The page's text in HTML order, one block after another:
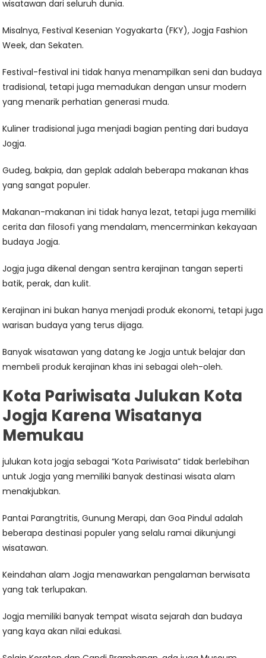
wisatawan dari seluruh dunia.
Misalnya, Festival Kesenian Yogyakarta (FKY), Jogja Fashion
Week, dan Sekaten.
Festival-festival ini tidak hanya menampilkan seni dan budaya
tradisional, tetapi juga memadukan dengan unsur modern
yang menarik perhatian generasi muda.
Kuliner tradisional juga menjadi bagian penting dari budaya
Jogja.
Gudeg, bakpia, dan geplak adalah beberapa makanan khas
yang sangat populer.
Makanan-makanan ini tidak hanya lezat, tetapi juga memiliki
cerita dan filosofi yang mendalam, mencerminkan kekayaan
budaya Jogja.
Jogja juga dikenal dengan sentra kerajinan tangan seperti
batik, perak, dan kulit.
Kerajinan ini bukan hanya menjadi produk ekonomi, tetapi juga
warisan budaya yang terus dijaga.
Banyak wisatawan yang datang ke Jogja untuk belajar dan
membeli produk kerajinan khas ini sebagai oleh-oleh.
Kota Pariwisata Julukan Kota
Jogja Karena Wisatanya
Memukau
julukan kota jogja sebagai “Kota Pariwisata” tidak berlebihan
untuk Jogja yang memiliki banyak destinasi wisata alam
menakjubkan.
Pantai Parangtritis, Gunung Merapi, dan Goa Pindul adalah
beberapa destinasi populer yang selalu ramai dikunjungi
wisatawan.
Keindahan alam Jogja menawarkan pengalaman berwisata
yang tak terlupakan.
Jogja memiliki banyak tempat wisata sejarah dan budaya
yang kaya akan nilai edukasi.